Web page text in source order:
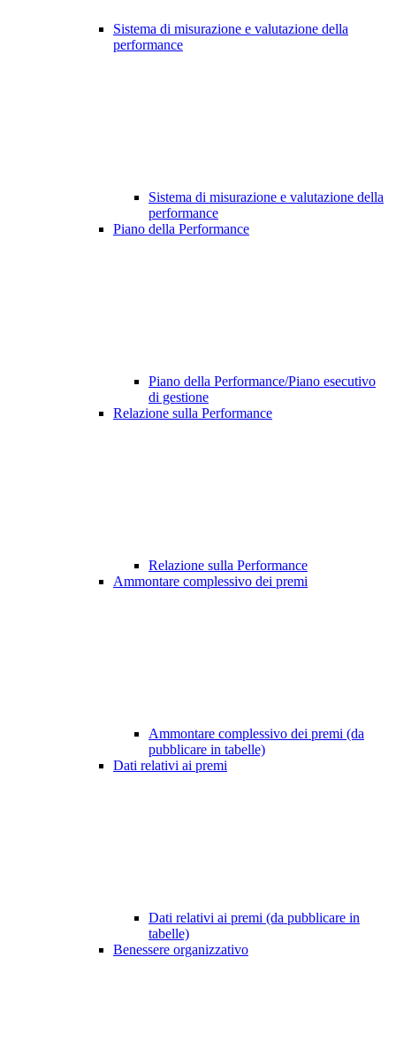
Sistema di misurazione e valutazione della
performance
Sistema di misurazione e valutazione della
performance
Piano della Performance
Piano della Performance/Piano esecutivo
di gestione
Relazione sulla Performance
Relazione sulla Performance
Ammontare complessivo dei premi
Ammontare complessivo dei premi (da
pubblicare in tabelle)
Dati relativi ai premi
Dati relativi ai premi (da pubblicare in
tabelle)
Benessere organizzativo